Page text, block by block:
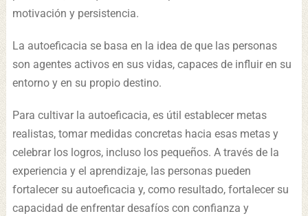
motivación y persistencia.
La autoeficacia se basa en la idea de que las personas
son agentes activos en sus vidas, capaces de influir en su
entorno y en su propio destino.
Para cultivar la autoeficacia, es útil establecer metas
realistas, tomar medidas concretas hacia esas metas y
celebrar los logros, incluso los pequeños. A través de la
experiencia y el aprendizaje, las personas pueden
fortalecer su autoeficacia y, como resultado, fortalecer su
capacidad de enfrentar desafíos con confianza y